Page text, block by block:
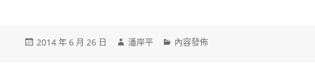
發
2014 年 6 月 26 日
作
潘岸平
分
內容發佈